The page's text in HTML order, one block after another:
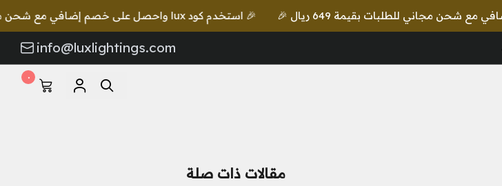
🎉 استخدم كود lux واحصل على خصم إضافي مع شحن مجاني للطلبات بقيمة 649 ريال 🎉
info@luxlightings.com
٠
مقالات ذات صلة